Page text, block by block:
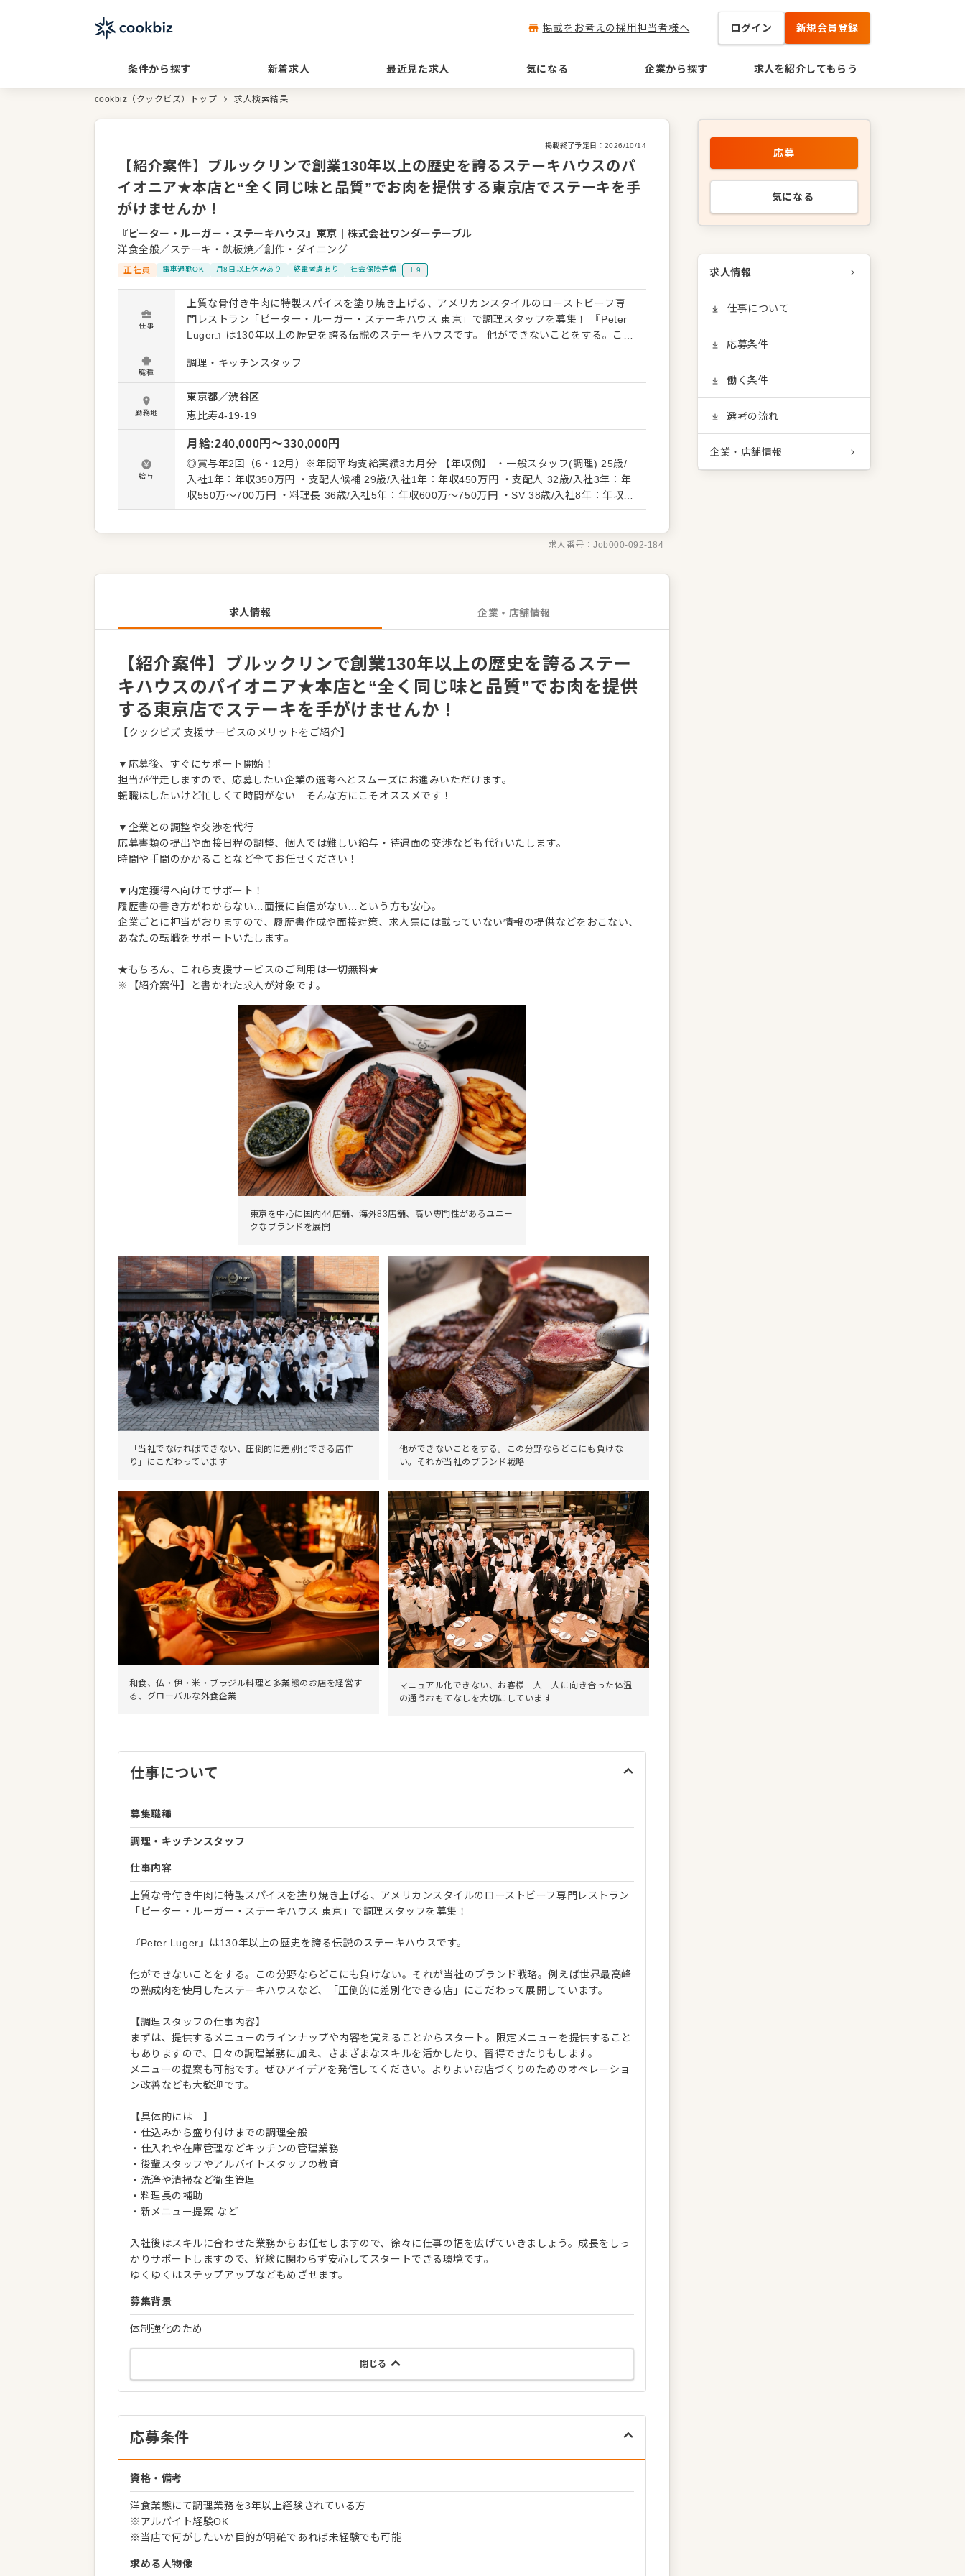
掲載をお考えの採用担当者様へ ログイン 新規会員登録
条件から探す 新着求人 最近見た求人 気になる 企業から探す 求人を紹介してもらう
cookbiz（クックビズ）トップ 求人検索結果
掲載終了予定日： 2026/10/14
【紹介案件】ブルックリンで創業130年以上の歴史を誇るステーキハウスのパ
イオニア★本店と“全く同じ味と品質”でお肉を提供する東京店でステーキを手
がけませんか！
『ピーター・ルーガー・ステーキハウス』東京 ｜株式会社ワンダーテーブル
洋食全般／ステーキ・鉄板焼／創作・ダイニング
正社員 電車通勤OK 月8日以上休みあり 終電考慮あり 社会保険完備 ＋9
仕事
上質な骨付き牛肉に特製スパイスを塗り焼き上げる、アメリカンスタイルのローストビーフ専
門レストラン「ピーター・ルーガー・ステーキハウス 東京」で調理スタッフを募集！ 『Peter
Luger』は130年以上の歴史を誇る伝説のステーキハウスです。 他ができないことをする。この
分野ならどこにも負けない。それが当社のブランド戦略。例えば世界最高峰の熟成肉を使用し
たステーキハウスなど、「圧倒的に差別化できる店」にこだわって展開しています。 【調理ス
タッフの仕事内容】 まずは、提供するメニューのラインナップや内容を覚えることからスター
ト。限定メニューを提供することもありますので、日々の調理業務に加え、さまざまなスキル
を活かしたり、習得できたりもします。 メニューの提案も可能です。ぜひアイデアを発信して
ください。よりよいお店づくりのためのオペレーション改善なども大歓迎です。 【具体的に
は…】 ・仕込みから盛り付けまでの調理全般 ・仕入れや在庫管理などキッチンの管理業務 ・
後輩スタッフやアルバイトスタッフの教育 ・洗浄や清掃など衛生管理 ・料理長の補助 ・新メ
ニュー提案 など 入社後はスキルに合わせた業務からお任せしますので、徐々に仕事の幅を広げ
ていきましょう。成長をしっかりサポートしますので、経験に関わらず安心してスタートでき
る環境です。 ゆくゆくはステップアップなどもめざせます。
職種
調理・キッチンスタッフ
勤務地
東京都／渋谷区
恵比寿4-19-19
給与
月給:240,000円〜330,000円
◎賞与年2回（6・12月）※年間平均支給実績3カ月分 【年収例】 ・一般スタッフ(調理) 25歳/
入社1年：年収350万円 ・支配人候補 29歳/入社1年：年収450万円 ・支配人 32歳/入社3年：年
収550万～700万円 ・料理長 36歳/入社5年：年収600万～750万円 ・SV 38歳/入社8年：年収
700万円～ ※内訳：月給+賞与年2回 【明確な評価制度】 64段階の評価制度により、明確で適
更なし） ◎月給には固定残業代30時間分（41,738円～）含む。超過分は別途支給求人番号：Job000-092-184
求人情報 企業・店舗情報
【紹介案件】ブルックリンで創業130年以上の歴史を誇るステー
キハウスのパイオニア★本店と“全く同じ味と品質”でお肉を提供
する東京店でステーキを手がけませんか！
【クックビズ 支援サービスのメリットをご紹介】
▼応募後、すぐにサポート開始！
担当が伴走しますので、応募したい企業の選考へとスムーズにお進みいただけます。
転職はしたいけど忙しくて時間がない…そんな方にこそオススメです！
▼企業との調整や交渉を代行
応募書類の提出や面接日程の調整、個人では難しい給与・待遇面の交渉なども代行いたします。
時間や手間のかかることなど全てお任せください！
▼内定獲得へ向けてサポート！
履歴書の書き方がわからない…面接に自信がない…という方も安心。
企業ごとに担当がおりますので、履歴書作成や面接対策、求人票には載っていない情報の提供などをおこない、
あなたの転職をサポートいたします。
★もちろん、これら支援サービスのご利用は一切無料★
※【紹介案件】と書かれた求人が対象です。
東京を中心に国内44店舗、海外83店舗、高い専門性があるユニー
クなブランドを展開
「当社でなければできない、圧倒的に差別化できる店作
り」にこだわっています
他ができないことをする。この分野ならどこにも負けな
い。それが当社のブランド戦略
和食、仏・伊・米・ブラジル料理と多業態のお店を経営す
る、グローバルな外食企業
マニュアル化できない、お客様一人一人に向き合った体温
の通うおもてなしを大切にしています
仕事について
募集職種
調理・キッチンスタッフ
仕事内容
上質な骨付き牛肉に特製スパイスを塗り焼き上げる、アメリカンスタイルのローストビーフ専門レストラン
「ピーター・ルーガー・ステーキハウス 東京」で調理スタッフを募集！
『Peter Luger』は130年以上の歴史を誇る伝説のステーキハウスです。
他ができないことをする。この分野ならどこにも負けない。それが当社のブランド戦略。例えば世界最高峰
の熟成肉を使用したステーキハウスなど、「圧倒的に差別化できる店」にこだわって展開しています。
【調理スタッフの仕事内容】
まずは、提供するメニューのラインナップや内容を覚えることからスタート。限定メニューを提供すること
もありますので、日々の調理業務に加え、さまざまなスキルを活かしたり、習得できたりもします。
メニューの提案も可能です。ぜひアイデアを発信してください。よりよいお店づくりのためのオペレーショ
ン改善なども大歓迎です。
【具体的には…】
・仕込みから盛り付けまでの調理全般
・仕入れや在庫管理などキッチンの管理業務
・後輩スタッフやアルバイトスタッフの教育
・洗浄や清掃など衛生管理
・料理長の補助
・新メニュー提案 など
入社後はスキルに合わせた業務からお任せしますので、徐々に仕事の幅を広げていきましょう。成長をしっ
かりサポートしますので、経験に関わらず安心してスタートできる環境です。
ゆくゆくはステップアップなどもめざせます。
募集背景
体制強化のため
閉じる
応募条件
資格・備考
洋食業態にて調理業務を3年以上経験されている方
※アルバイト経験OK
※当店で何がしたいか目的が明確であれば未経験でも可能
求める人物像
応募
気になる
求人情報
仕事について
応募条件
働く条件
選考の流れ
企業・店舗情報